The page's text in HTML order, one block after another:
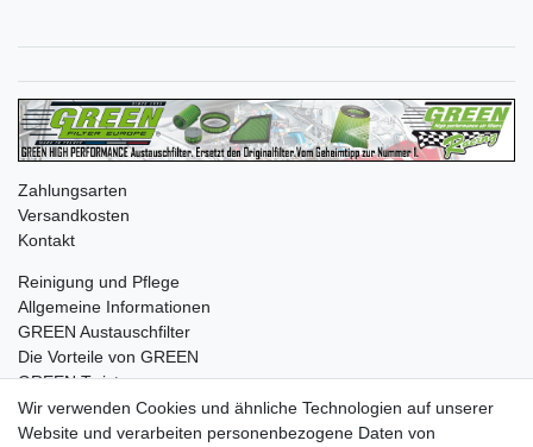
Zahlungsarten
Versandkosten
Kontakt
Reinigung und Pflege
Allgemeine Informationen
GREEN Austauschfilter
Die Vorteile von GREEN
GREEN Twister
Wir verwenden Cookies und ähnliche Technologien auf unserer
Website und verarbeiten personenbezogene Daten von